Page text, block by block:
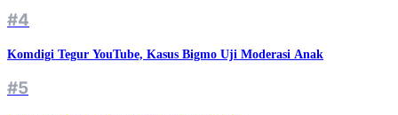
#4
Komdigi Tegur YouTube, Kasus Bigmo Uji Moderasi Anak
#5